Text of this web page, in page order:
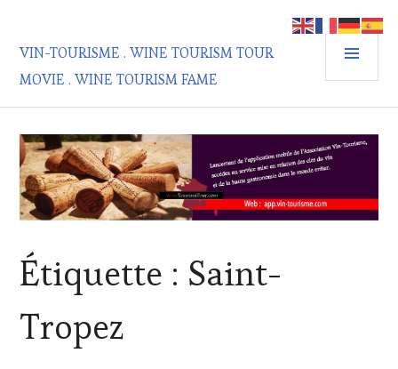
contenu
principal
VIN-TOURISME . WINE TOURISM TOUR
MOVIE . WINE TOURISM FAME
Étiquette : Saint-
Tropez